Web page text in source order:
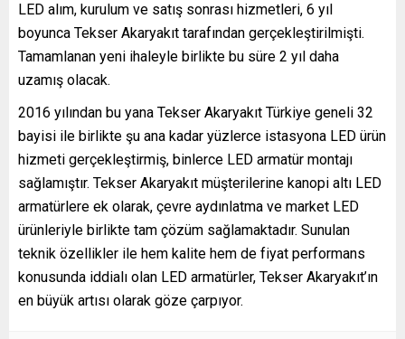
LED alım, kurulum ve satış sonrası hizmetleri, 6 yıl
boyunca Tekser Akaryakıt tarafından gerçekleştirilmişti.
Tamamlanan yeni ihaleyle birlikte bu süre 2 yıl daha
uzamış olacak.
2016 yılından bu yana Tekser Akaryakıt Türkiye geneli 32
bayisi ile birlikte şu ana kadar yüzlerce istasyona LED ürün
hizmeti gerçekleştirmiş, binlerce LED armatür montajı
sağlamıştır. Tekser Akaryakıt müşterilerine kanopi altı LED
armatürlere ek olarak, çevre aydınlatma ve market LED
ürünleriyle birlikte tam çözüm sağlamaktadır. Sunulan
teknik özellikler ile hem kalite hem de fiyat performans
konusunda iddialı olan LED armatürler, Tekser Akaryakıt’ın
en büyük artısı olarak göze çarpıyor.